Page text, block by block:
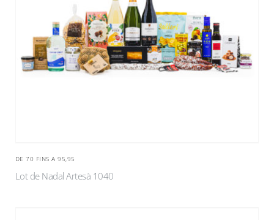
DE 70 FINS A 95,95
Lot de Nadal Artesà 1040